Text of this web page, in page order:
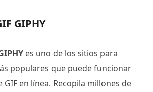
GIPHY
es uno de los sitios para
populares que puede funcionar
en línea. Recopila millones de